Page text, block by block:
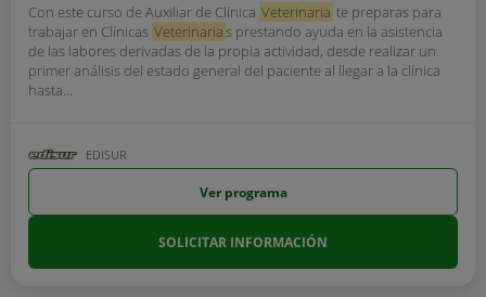
Con este curso de Auxiliar de Clínica Veterinaria te preparas para
trabajar en Clínicas Veterinarias prestando ayuda en la asistencia
de las labores derivadas de la propia actividad, desde realizar un
primer análisis del estado general del paciente al llegar a la clínica
hasta...
EDISUR
Ver programa
SOLICITAR INFORMACIÓN